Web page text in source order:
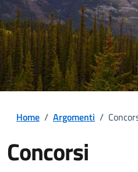
Home / Argomenti /
Concorsi